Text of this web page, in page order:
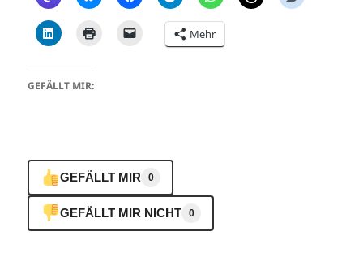
Mehr
GEFÄLLT MIR:
GEFÄLLT MIR 0
GEFÄLLT MIR NICHT 0